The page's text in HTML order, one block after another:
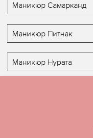
Маникюр Самарканд
Маникюр Питнак
Маникюр Нурата